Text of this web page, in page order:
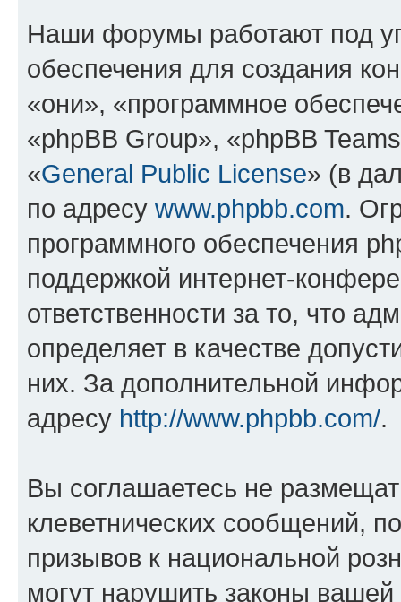
Наши форумы работают под
обеспечения для создания
«они», «программное
«phpBB Group», «phpBB
«General Public License» (в
по адресу www.phpbb.com.
программного обеспечения
поддержкой интернет-
ответственности за то, что
определяет в качестве
них. За дополнительной
адресу http://www.phpbb.com/.
Вы соглашаетесь не
клеветнических сообщений,
призывов к национальной
могут нарушить законы